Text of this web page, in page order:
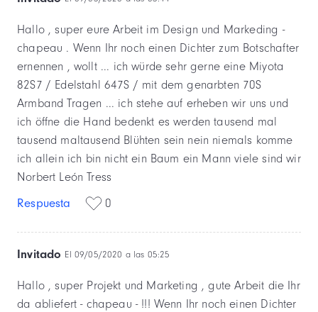
Hallo , super eure Arbeit im Design und Markeding -
chapeau . Wenn Ihr noch einen Dichter zum Botschafter
ernennen , wollt ... ich würde sehr gerne eine Miyota
82S7 / Edelstahl 647S / mit dem genarbten 70S
Armband Tragen ... ich stehe auf erheben wir uns und
ich öffne die Hand bedenkt es werden tausend mal
tausend maltausend Blühten sein nein niemals komme
ich allein ich bin nicht ein Baum ein Mann viele sind wir
Norbert León Tress
Respuesta
0
Invitado El 09/05/2020 a las 05:25
Hallo , super Projekt und Marketing , gute Arbeit die Ihr
da abliefert - chapeau - !!! Wenn Ihr noch einen Dichter